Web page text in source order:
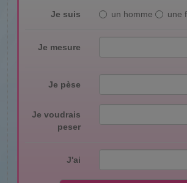
Je suis un homme une
Je mesure
Je pèse
Je voudrais
peser
J'ai